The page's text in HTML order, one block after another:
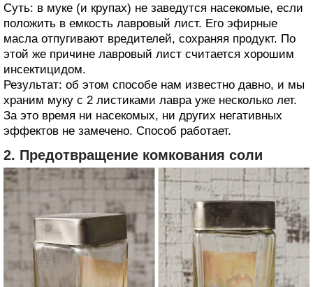
Суть: в муке (и крупах) не заведутся насекомые, если
положить в емкость лавровый лист. Его эфирные
масла отпугивают вредителей, сохраняя продукт. По
этой же причине лавровый лист считается хорошим
инсектицидом.
Результат: об этом способе нам известно давно, и мы
храним муку с 2 листиками лавра уже несколько лет.
За это время ни насекомых, ни других негативных
эффектов не замечено. Способ работает.
2. Предотвращение комкования соли